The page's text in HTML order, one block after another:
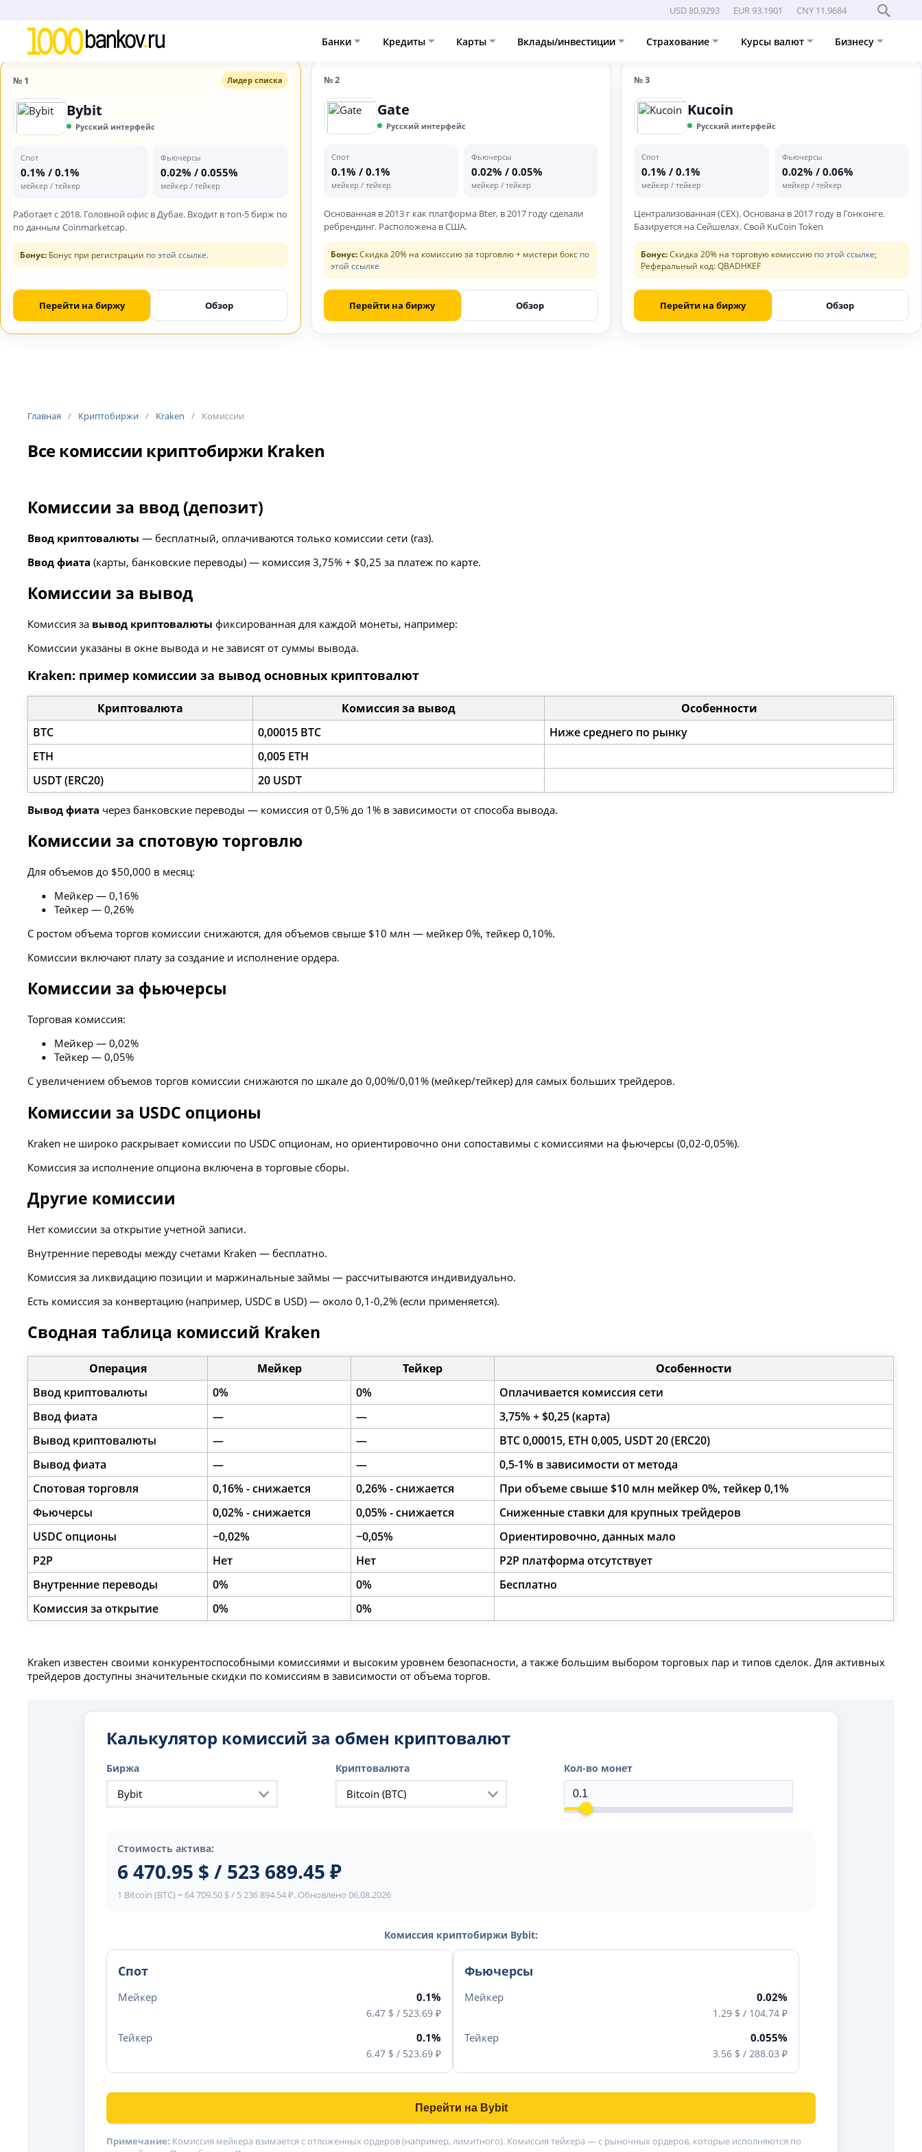
Топ-3 криптобиржи, которые сравнивают с Kraken Полное сравнение
№ 1 Лидер списка
Bybit
Русский интерфейс
Спот
0.1% / 0.1%
мейкер / тейкер
Фьючерсы
0.02% / 0.055%
мейкер / тейкер
Работает с 2018. Головной офис в Дубае. Входит в топ-5 бирж по
по данным Coinmarketcap.
Бонус: Бонус при регистрации по этой ссылке.
Перейти на биржу Обзор
№ 2
Gate
Русский интерфейс
Спот
0.1% / 0.1%
мейкер / тейкер
Фьючерсы
0.02% / 0.05%
мейкер / тейкер
Основанная в 2013 г как платформа Bter, в 2017 году сделали
ребрендинг. Расположена в США.
Бонус:Скидка 20% на комиссию за торговлю + мистери бокс по
этой ссылке
Перейти на биржу Обзор
№ 3
Kucoin
Русский интерфейс
Спот
0.1% / 0.1%
мейкер / тейкер
Фьючерсы
0.02% / 0.06%
мейкер / тейкер
Централизованная (CEX). Основана в 2017 году в Гонконге.
Базируется на Сейшелах. Свой KuCoin Token
Бонус:Скидка 20% на торговую комиссию по этой ссылке;
Реферальный код: QBADHKEF
Перейти на биржу Обзор
USD 80.9293 EUR 93.1901 CNY 11.9684
Банки Кредиты Карты Вклады/инвестиции Страхование Курсы валют Бизнесу
Главная Криптобиржи Kraken Комиссии
Все комиссии криптобиржи Kraken
Комиссии за ввод (депозит)
Ввод криптовалюты — бесплатный, оплачиваются только комиссии сети (газ).
Ввод фиата (карты, банковские переводы) — комиссия 3,75% + $0,25 за платеж по карте.
Комиссии за вывод
Комиссия за вывод криптовалюты фиксированная для каждой монеты, например:
Комиссии указаны в окне вывода и не зависят от суммы вывода.
Kraken: пример комиссии за вывод основных криптовалют
Криптовалюта Комиссия за вывод
Особенности
BTC
0,00015 BTC
Ниже среднего по рынку
ETH
0,005 ETH
USDT (ERC20)
20 USDT
Вывод фиата через банковские переводы — комиссия от 0,5% до 1% в зависимости от способа вывода.
Комиссии за спотовую торговлю
Для объемов до $50,000 в месяц:
Мейкер — 0,16%
Тейкер — 0,26%
С ростом объема торгов комиссии снижаются, для объемов свыше $10 млн — мейкер 0%, тейкер 0,10%.
Комиссии включают плату за создание и исполнение ордера.
Комиссии за фьючерсы
Торговая комиссия:
Мейкер — 0,02%
Тейкер — 0,05%
С увеличением объемов торгов комиссии снижаются по шкале до 0,00%/0,01% (мейкер/тейкер) для самых больших трейдеров.
Комиссии за USDC опционы
Kraken не широко раскрывает комиссии по USDC опционам, но ориентировочно они сопоставимы с комиссиями на фьючерсы (0,02-0,05%).
Комиссия за исполнение опциона включена в торговые сборы.
Другие комиссии
Нет комиссии за открытие учетной записи.
Внутренние переводы между счетами Kraken — бесплатно.
Комиссия за ликвидацию позиции и маржинальные займы — рассчитываются индивидуально.
Есть комиссия за конвертацию (например, USDC в USD) — около 0,1-0,2% (если применяется).
Сводная таблица комиссий Kraken
Операция Мейкер Тейкер
Особенности
Ввод криптовалюты
0% 0%
Оплачивается комиссия сети
Ввод фиата
— —
3,75% + $0,25 (карта)
Вывод криптовалюты
— —
BTC 0,00015, ETH 0,005, USDT 20 (ERC20)
Вывод фиата
— —
0,5-1% в зависимости от метода
Спотовая торговля
0,16% - снижается 0,26% - снижается
При объеме свыше $10 млн мейкер 0%, тейкер 0,1%
Фьючерсы
0,02% - снижается 0,05% - снижается
Сниженные ставки для крупных трейдеров
USDC опционы
~0,02% ~0,05%
Ориентировочно, данных мало
P2P
Нет Нет
P2P платформа отсутствует
Внутренние переводы
0% 0%
Бесплатно
Комиссия за открытие
0% 0%
Kraken известен своими конкурентоспособными комиссиями и высоким уровнем безопасности, а также большим выбором торговых пар и типов сделок. Для активных
трейдеров доступны значительные скидки по комиссиям в зависимости от объема торгов.
Калькулятор комиссий за обмен криптовалют
Биржа
Bybit
Криптовалюта
Bitcoin (BTC)
Кол-во монет
Стоимость актива:
6 470.95 $ / 523 689.45 ₽
1 Bitcoin (BTC) = 64 709.50 $ / 5 236 894.54 ₽. Обновлено 06.08.2026
Комиссия криптобиржи Bybit:
Спот
Мейкер 0.1%
6.47 $ / 523.69 ₽
Тейкер 0.1%
6.47 $ / 523.69 ₽
Фьючерсы
Мейкер 0.02%
1.29 $ / 104.74 ₽
Тейкер 0.055%
3.56 $ / 288.03 ₽
Перейти на Bybit
Примечание: Комиссия мейкера взимается с отложенных ордеров (например, лимитного). Комиссия тейкера — с рыночных ордеров, которые исполняются по